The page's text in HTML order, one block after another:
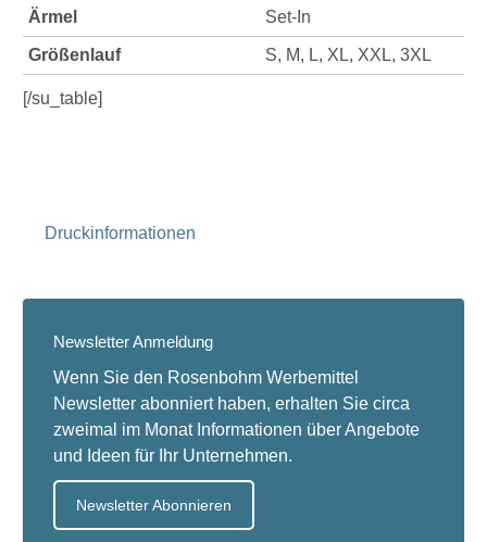
Ärmel Set-In
Größenlauf S, M, L, XL, XXL, 3XL
[/su_table]
Druckinformationen
Newsletter Anmeldung
Wenn Sie den Rosenbohm Werbemittel
Newsletter abonniert haben, erhalten Sie circa
zweimal im Monat Informationen über Angebote
und Ideen für Ihr Unternehmen.
Newsletter Abonnieren